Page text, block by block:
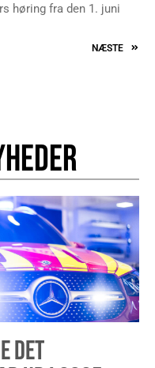
høring fra den 1. juni
NÆSTE
DET